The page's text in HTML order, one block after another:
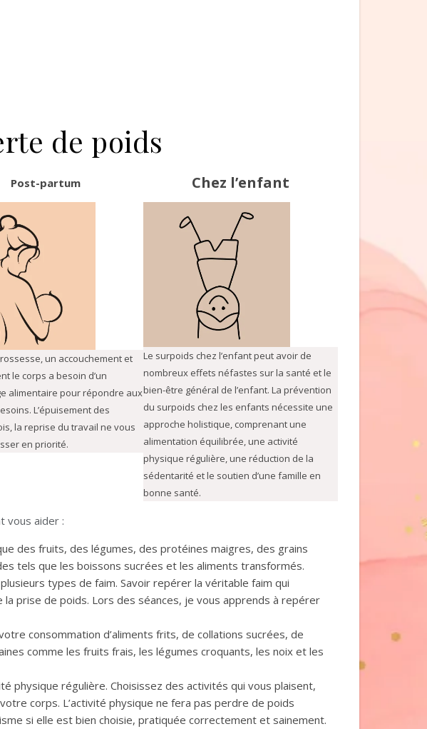
de poids
Post-partum
un accouchement et
le corps a besoin d’un
alimentaire pour répondre aux
L’épuisement des
la reprise du travail ne vous
en priorité.
Chez l’enfant
Le surpoids chez l’enfant peut avoir de
nombreux effets néfastes sur la santé et le
bien-être général de l’enfant. La prévention
du surpoids chez les enfants nécessite une
approche holistique, comprenant une
alimentation équilibrée, une activité
physique régulière, une réduction de la
sédentarité et le soutien d’une famille en
bonne santé.
vous aider :
des fruits, des légumes, des protéines maigres, des grains
tels que les boissons sucrées et les aliments transformés.
types de faim. Savoir repérer la véritable faim qui
prise de poids. Lors des séances, je vous apprends à repérer
consommation d’aliments frits, de collations sucrées, de
comme les fruits frais, les légumes croquants, les noix et les
physique régulière. Choisissez des activités qui vous plaisent,
corps. L’activité physique ne fera pas perdre de poids
si elle est bien choisie, pratiquée correctement et sainement.